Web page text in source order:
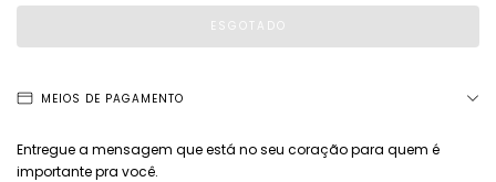
MEIOS DE PAGAMENTO
Entregue a mensagem que está no seu coração para quem é
importante pra você.